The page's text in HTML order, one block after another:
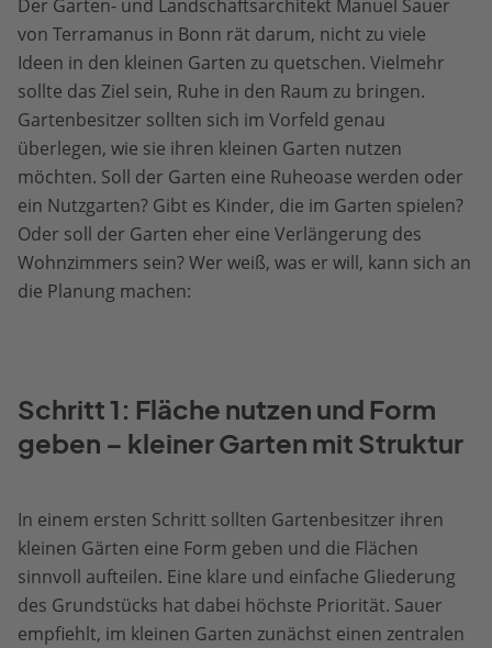
Der Garten- und Landschaftsarchitekt Manuel Sauer
von Terramanus in Bonn rät darum, nicht zu viele
Ideen in den kleinen Garten zu quetschen. Vielmehr
sollte das Ziel sein, Ruhe in den Raum zu bringen.
Gartenbesitzer sollten sich im Vorfeld genau
überlegen, wie sie ihren kleinen Garten nutzen
möchten. Soll der Garten eine Ruheoase werden oder
ein Nutzgarten? Gibt es Kinder, die im Garten spielen?
Oder soll der Garten eher eine Verlängerung des
Wohnzimmers sein? Wer weiß, was er will, kann sich an
die Planung machen:
Schritt 1: Fläche nutzen und Form
geben – kleiner Garten mit Struktur
In einem ersten Schritt sollten Gartenbesitzer ihren
kleinen Gärten eine Form geben und die Flächen
sinnvoll aufteilen. Eine klare und einfache Gliederung
des Grundstücks hat dabei höchste Priorität. Sauer
empfiehlt, im kleinen Garten zunächst einen zentralen